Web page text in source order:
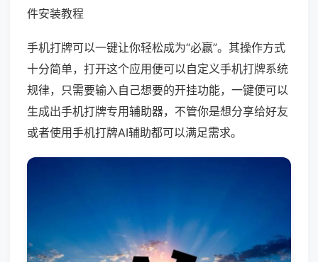
件安装教程
手机打牌可以一键让你轻松成为“必赢”。其操作方式
十分简单，打开这个应用便可以自定义手机打牌系统
规律，只需要输入自己想要的开挂功能，一键便可以
生成出手机打牌专用辅助器，不管你是想分享给好友
或者使用手机打牌AI辅助都可以满足需求。